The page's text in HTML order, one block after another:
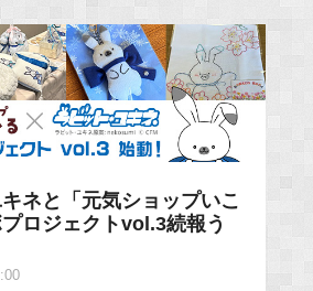
ネと「元気ショップいこ
ロジェクトvol.3続報う